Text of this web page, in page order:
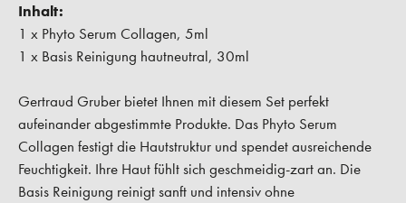
Inhalt:
1 x Phyto Serum Collagen, 5ml
1 x Basis Reinigung hautneutral, 30ml
Gertraud Gruber bietet Ihnen mit diesem Set perfekt
aufeinander abgestimmte Produkte. Das Phyto Serum
Collagen festigt die Hautstruktur und spendet ausreichende
Feuchtigkeit. Ihre Haut fühlt sich geschmeidig-zart an. Die
Basis Reinigung reinigt sanft und intensiv ohne